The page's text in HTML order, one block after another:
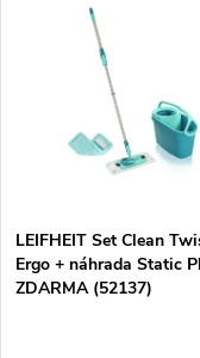
nástavci se ždímání
LEIFHEIT Set Clean
Ergo + náhrada Static
ZDARMA (52137)